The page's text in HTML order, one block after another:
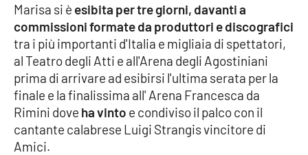
Economia e Lavoro
Politica
Sanità
Società
Marisa si è esibita per tre giorni, davanti a
commissioni formate da produttori e discografici
tra i più importanti d'Italia e migliaia di spettatori,
al Teatro degli Atti e all'Arena degli Agostiniani
prima di arrivare ad esibirsi l'ultima serata per la
finale e la finalissima all' Arena Francesca da
Rimini dove ha vinto e condiviso il palco con il
cantante calabrese Luigi Strangis vincitore di
Amici.